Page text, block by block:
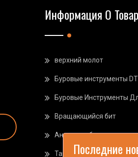
Информация О
верхний молот
Буровые инструменты
Буровые Инструменты
Вращающийся бит
Анкерные болты
Taphole Буровые
Последние